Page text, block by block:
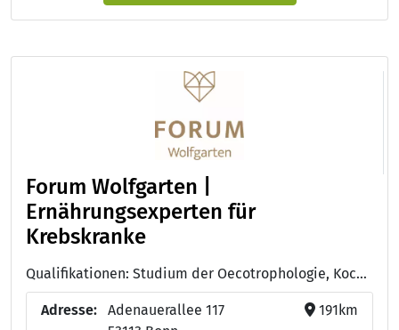
Forum Wolfgarten |
Ernährungsexperten für
Krebskranke
Qualifikationen: Studium der Oecotrophologie, Koch/Köchin
Adresse:
Adenauerallee 117
191km